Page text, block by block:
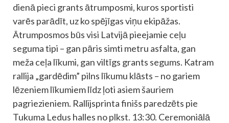
dienā pieci grants ātrumposmi, kuros sportisti
varēs parādīt, uz ko spējīgas viņu ekipāžas.
Ātrumposmos būs visi Latvijā pieejamie ceļu
seguma tipi – gan pāris simti metru asfalta, gan
meža ceļa līkumi, gan viltīgs grants segums. Katram
rallija „gardēdim” pilns līkumu klāsts – no gariem
lēzeniem līkumiem līdz ļoti asiem šauriem
pagriezieniem. Rallijsprinta finišs paredzēts pie
Tukuma Ledus halles no plkst. 13:30. Ceremoniālā